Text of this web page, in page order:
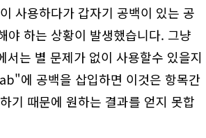
사용하다가 갑자기 공백이 있는 공
야 하는 상황이 발생했습니다. 그냥
는 별 문제가 없이 사용할수 있을지
에 공백을 삽입하면 이것은 항목간
기 때문에 원하는 결과를 얻지 못합